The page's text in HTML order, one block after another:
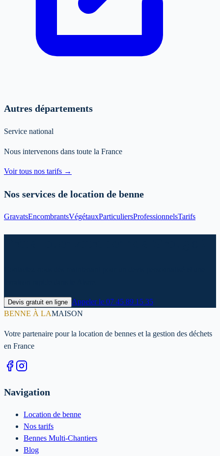
Autres départements
Service national
Nous intervenons dans toute la France
Voir tous nos tarifs →
Nos services de location de benne
GravatsEncombrantsVégétauxParticuliersProfessionnelsTarifs
Devis gratuit en ligne Appeler le 07 45 89 15 35
BENNE À LAMAISON
Votre partenaire pour la location de bennes et la gestion des déchets
en France
Navigation
Location de benne
Nos tarifs
Bennes Multi-Chantiers
Blog